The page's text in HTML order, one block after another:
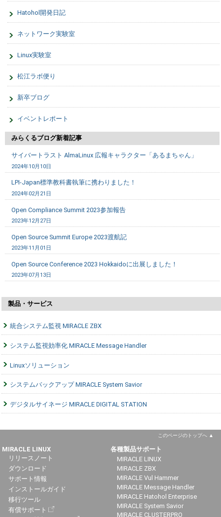
Hatohol開発日記
ネットワーク実験室
Linux実験室
松江ラボ便り
新卒ブログ
イベントレポート
みらくるブログ新着記事
サイバートラスト AlmaLinux 広報キャラクター「あるまちゃん」
2024年10月10日
LPI-Japan標準教科書執筆に携わりました！
2024年02月21日
Open Compliance Summit 2023参加報告
2023年12月27日
Open Source Summit Europe 2023渡航記
2023年11月01日
Open Source Conference 2023 Hokkaidoに出展しました！
2023年07月13日
製品・サービス
統合システム監視 MIRACLE ZBX
システム監視効率化 MIRACLE Message Handler
Linuxソリューション
システムバックアップ MIRACLE System Savior
デジタルサイネージ MIRACLE DIGITAL STATION
このページのトップへ
MIRACLE LINUX
リリースノート
ダウンロード
サポート情報
インストールガイド
移行ツール
有償サポート
各種製品サポート
MIRACLE LINUX
MIRACLE ZBX
MIRACLE Vul Hammer
MIRACLE Message Handler
MIRACLE Hatohol Enterprise
MIRACLE System Savior
MIRACLE CLUSTERPRO